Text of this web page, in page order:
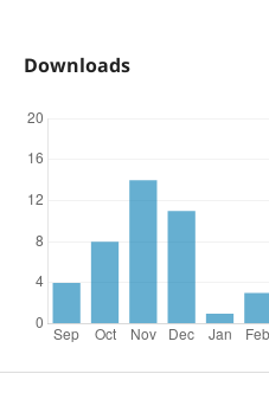
Downloads